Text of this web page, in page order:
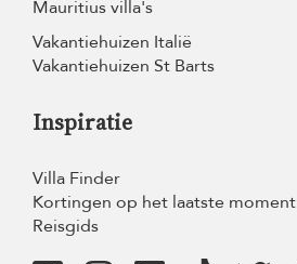
Mauritius villa's
Vakantiehuizen Italië
Vakantiehuizen St Barts
Inspiratie
Villa Finder
Kortingen op het laatste moment
Reisgids